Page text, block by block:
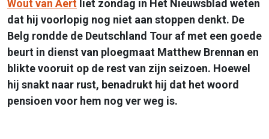
Wout van Aert liet zondag in Het Nieuwsblad weten
dat hij voorlopig nog niet aan stoppen denkt. De
Belg rondde de Deutschland Tour af met een goede
beurt in dienst van ploegmaat Matthew Brennan en
blikte vooruit op de rest van zijn seizoen. Hoewel
hij snakt naar rust, benadrukt hij dat het woord
pensioen voor hem nog ver weg is.